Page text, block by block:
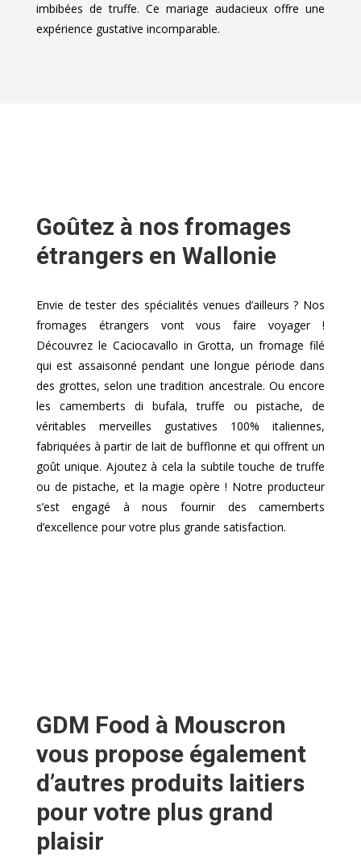
imbibées de truffe. Ce mariage audacieux offre une
expérience gustative incomparable.
Goûtez à nos fromages
étrangers en Wallonie
Envie de tester des spécialités venues d’ailleurs ? Nos
fromages étrangers vont vous faire voyager !
Découvrez le Caciocavallo in Grotta, un fromage filé
qui est assaisonné pendant une longue période dans
des grottes, selon une tradition ancestrale. Ou encore
les camemberts di bufala, truffe ou pistache, de
véritables merveilles gustatives 100% italiennes,
fabriquées à partir de lait de bufflonne et qui offrent un
goût unique. Ajoutez à cela la subtile touche de truffe
ou de pistache, et la magie opère ! Notre producteur
s’est engagé à nous fournir des camemberts
d’excellence pour votre plus grande satisfaction.
GDM Food à Mouscron
vous propose également
d’autres produits laitiers
pour votre plus grand
plaisir